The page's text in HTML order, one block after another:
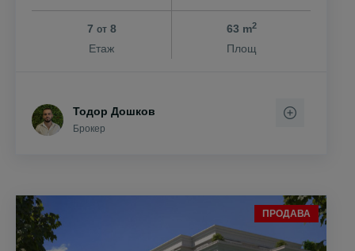
7 от8
Етаж
63 m2
Площ
Тодор Дошков
Брокер
ПРОДАВА